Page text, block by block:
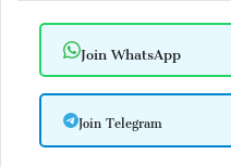
Join WhatsApp
Join Telegram